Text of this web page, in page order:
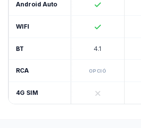
Android Auto
WIFI
BT 4.1
RCA OPCIÓ
4G SIM